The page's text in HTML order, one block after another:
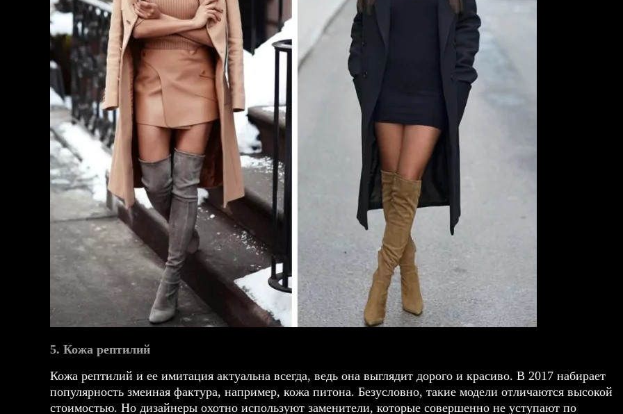
5. Кожа рептилий
Кожа рептилий и ее имитация актуальна всегда, ведь она выглядит дорого и красиво. В 2017 набирает
популярность змеиная фактура, например, кожа питона. Безусловно, такие модели отличаются высокой
стоимостью. Но дизайнеры охотно используют заменители, которые совершенно не уступают по